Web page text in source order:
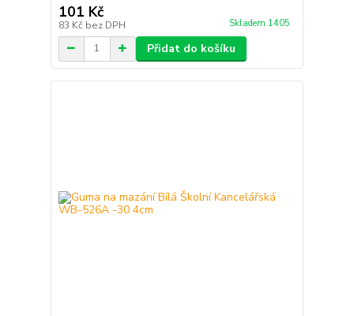
101 Kč
83 Kč bez DPH Skladem 1405
Přidat do košíku